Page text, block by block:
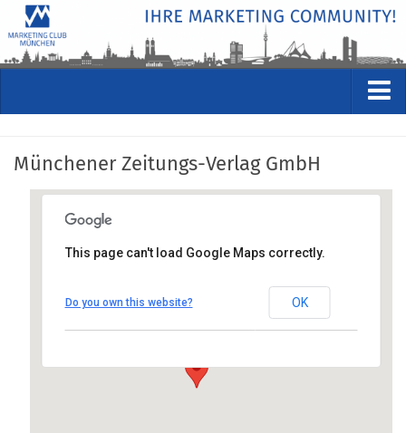
Kommende Veranstaltungen
Rückblicke
Veranstaltungsformate
Münchener Zeitungs-Verlag GmbH
Münchener Zeitungs-Verlag
Paul-Heyse-Str. 2-4 , 80336 München
Anfahrt anzeigen
This page can't load Google Maps correctly.
Do you own this website? OK